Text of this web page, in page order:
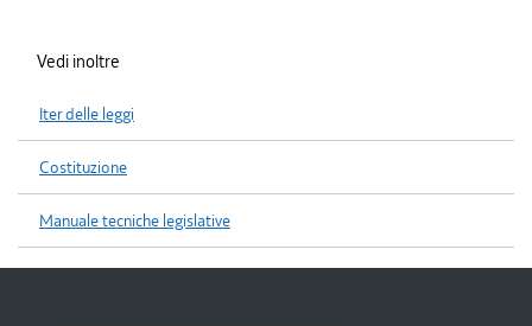
Vedi inoltre
Iter delle leggi
Costituzione
Manuale tecniche legislative